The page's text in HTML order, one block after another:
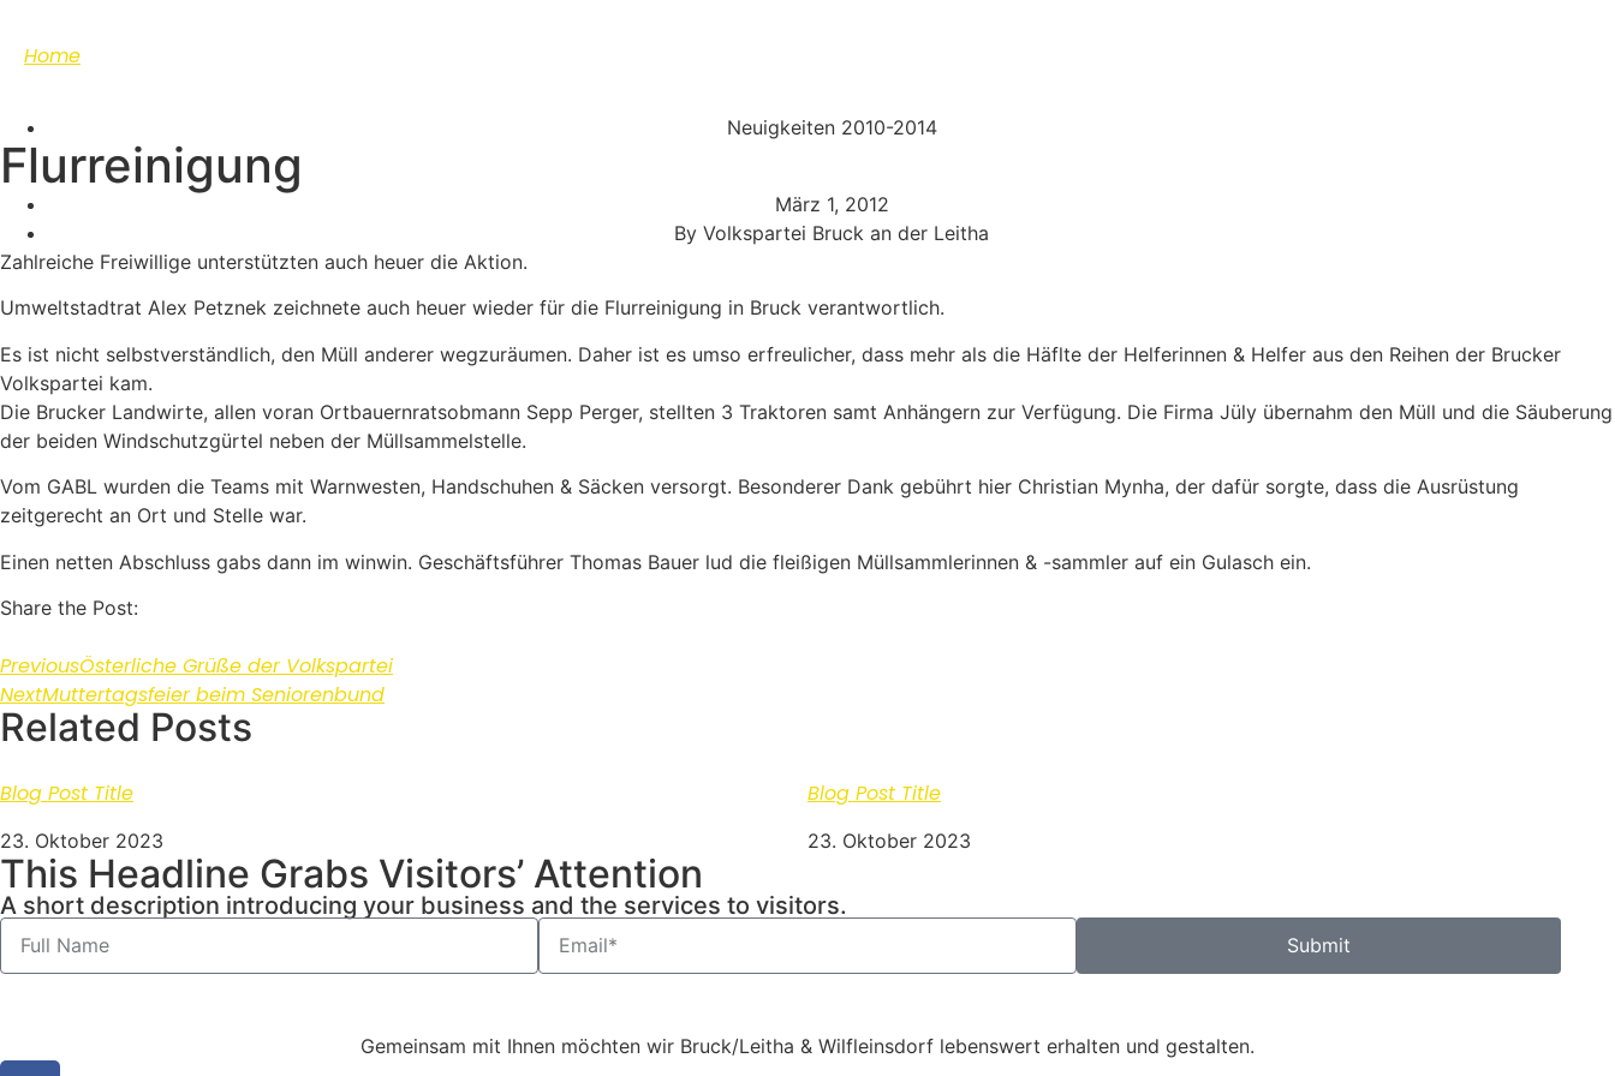
Home
Neuigkeiten 2010-2014
Flurreinigung
März 1, 2012
By Volkspartei Bruck an der Leitha
Zahlreiche Freiwillige unterstützten auch heuer die Aktion.
Umweltstadtrat Alex Petznek zeichnete auch heuer wieder für die Flurreinigung in Bruck verantwortlich.
Es ist nicht selbstverständlich, den Müll anderer wegzuräumen. Daher ist es umso erfreulicher, dass mehr als die Häflte der Helferinnen & Helfer aus den Reihen der Brucker
Volkspartei kam.
Die Brucker Landwirte, allen voran Ortbauernratsobmann Sepp Perger, stellten 3 Traktoren samt Anhängern zur Verfügung. Die Firma Jüly übernahm den Müll und die Säuberung
der beiden Windschutzgürtel neben der Müllsammelstelle.
Vom GABL wurden die Teams mit Warnwesten, Handschuhen & Säcken versorgt. Besonderer Dank gebührt hier Christian Mynha, der dafür sorgte, dass die Ausrüstung
zeitgerecht an Ort und Stelle war.
Einen netten Abschluss gabs dann im winwin. Geschäftsführer Thomas Bauer lud die fleißigen Müllsammlerinnen & -sammler auf ein Gulasch ein.
Share the Post:
PreviousÖsterliche Grüße der Volkspartei
NextMuttertagsfeier beim Seniorenbund
Related Posts
Blog Post Title
23. Oktober 2023
Blog Post Title
23. Oktober 2023
This Headline Grabs Visitors’ Attention
A short description introducing your business and the services to visitors.
Submit
Gemeinsam mit Ihnen möchten wir Bruck/Leitha & Wilfleinsdorf lebenswert erhalten und gestalten.